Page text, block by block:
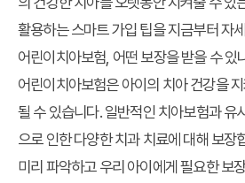
활용하는 스마트 가입 팁을 지금부터 자
어린이치아보험, 어떤 보장을 받을 수 있
어린이치아보험은 아이의 치아 건강을
될 수 있습니다. 일반적인 치아보험과 유
으로 인한 다양한 치과 치료에 대해 보장
미리 파악하고 우리 아이에게 필요한 보